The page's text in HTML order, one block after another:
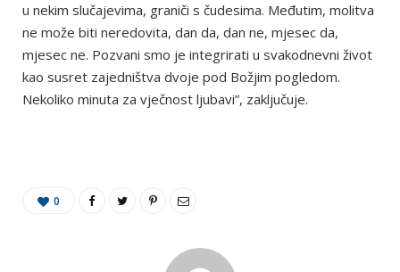
u nekim slučajevima, graniči s čudesima. Međutim, molitva
ne može biti neredovita, dan da, dan ne, mjesec da,
mjesec ne. Pozvani smo je integrirati u svakodnevni život
kao susret zajedništva dvoje pod Božjim pogledom.
Nekoliko minuta za vječnost ljubavi”, zaključuje.
0